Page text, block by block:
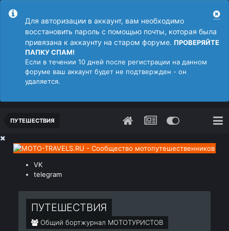
Для авторизации в аккаунт, вам необходимо
восстановить пароль с помощью почты, которая была
привязана к аккаунту на старом форуме. ПРОВЕРЯЙТЕ
ПАПКУ СПАМ!
Если в течении 10 дней после регистрации на данном
форуме ваш аккаунт будет не подтвержден - он
удаляется.
ПУТЕШЕСТВИЯ
VK
telegram
ПУТЕШЕСТВИЯ
Общий бортжурнал МОТОТУРИСТОВ